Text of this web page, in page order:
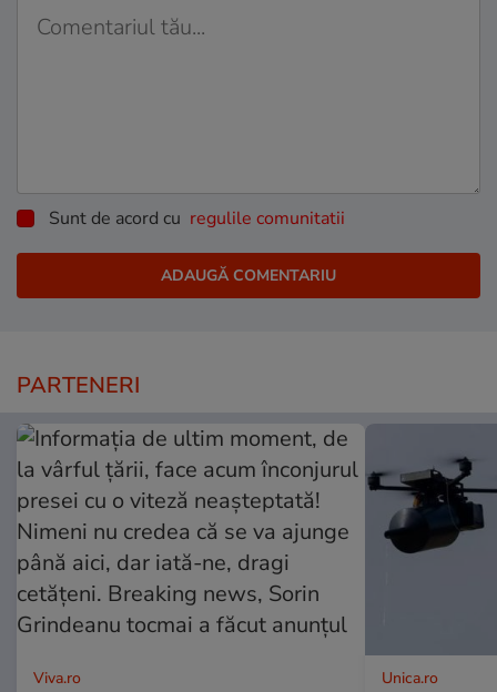
Sunt de acord cu regulile comunitatii
PARTENERI
Viva.ro Unica.ro